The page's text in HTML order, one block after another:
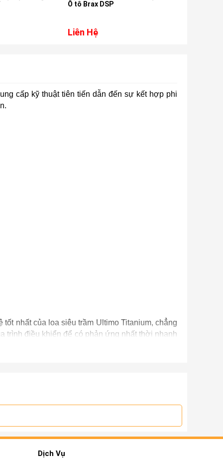
DSP
Liên Hệ
cấp kỹ thuật tiên tiến dẫn đến sự kết hợp phi
nhất của loa siêu trầm Ultimo Titanium, chẳng
trình điều khiển để có phản ứng nhất thời nhanh
Dịch Vụ